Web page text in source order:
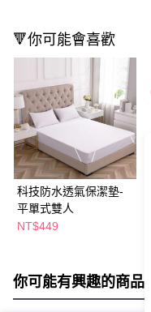
🔻你可能會喜歡
科技防水透氣保潔墊-
平單式雙人
NT$449
你可能有興趣的商品